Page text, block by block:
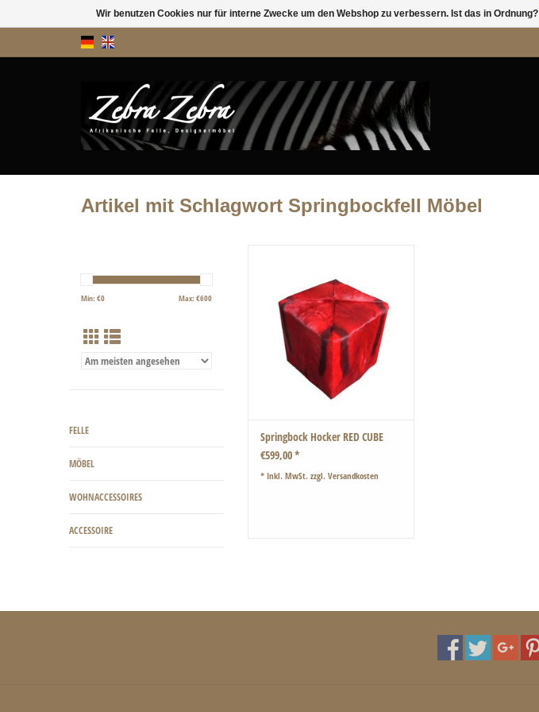
Artikel mit Schlagwort Springbockfell Möbel
Min: €0 Max: €600
FELLE
MÖBEL
WOHNACCESSOIRES
ACCESSOIRE
wirkt besonders durch die Anordnung
der Springbockfelle. Sofort lieferbar.
ZUM WARENKORB HINZUFÜGEN
Springbock Hocker RED CUBE
€599,00 *
* Inkl. MwSt. zzgl. Versandkosten
Wir benutzen Cookies nur für interne Zwecke um den Webshop zu verbessern. Ist das in Ordnung?